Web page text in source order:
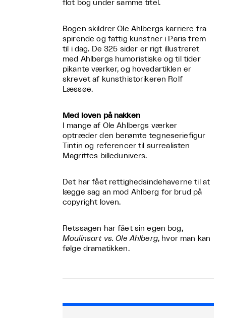
flot bog under samme titel.
Bogen skildrer Ole Ahlbergs karriere fra
spirende og fattig kunstner i Paris frem
til i dag. De 325 sider er rigt illustreret
med Ahlbergs humoristiske og til tider
pikante værker, og hovedartiklen er
skrevet af kunsthistorikeren Rolf
Læssøe.
Med loven på nakken
I mange af Ole Ahlbergs værker
optræder den berømte tegneseriefigur
Tintin og referencer til surrealisten
Magrittes billedunivers.
Det har fået rettighedsindehaverne til at
lægge sag an mod Ahlberg for brud på
copyright loven.
Retssagen har fået sin egen bog,
Moulinsart vs. Ole Ahlberg, hvor man kan
følge dramatikken.